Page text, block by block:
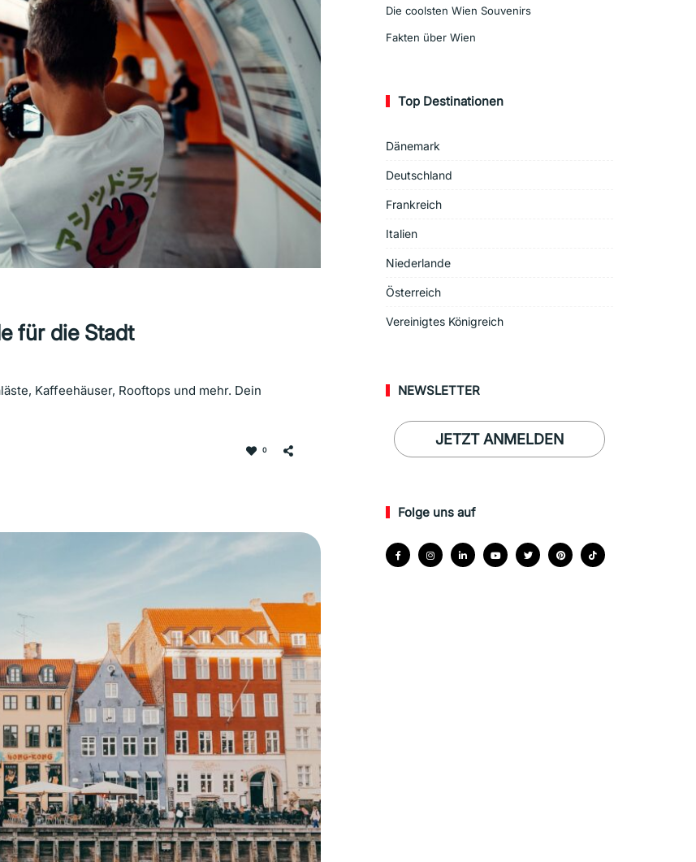
für die Stadt
Kaffeehäuser, Rooftops und mehr. Dein
0
Die coolsten Wien Souvenirs
Fakten über Wien
Top Destinationen
Dänemark
Deutschland
Frankreich
Italien
Niederlande
Österreich
Vereinigtes Königreich
NEWSLETTER
JETZT ANMELDEN
Folge uns auf